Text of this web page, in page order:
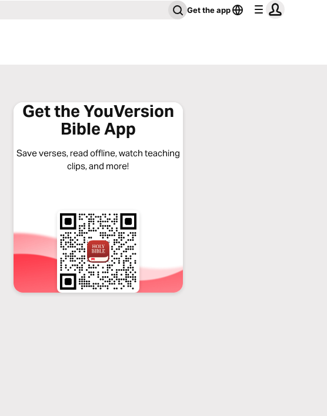
Get the app
Get the YouVersion
Bible App
Save verses, read offline, watch teaching
clips, and more!